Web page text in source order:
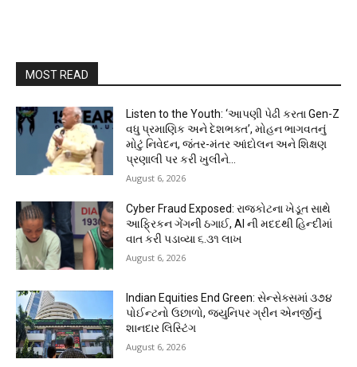
MOST READ
Listen to the Youth: ‘આપણી પેઢી કરતા Gen-Z
વધુ પ્રમાણિક અને દેશભક્ત’, મોહન ભાગવતનું
મોટું નિવેદન, જંતર-મંતર આંદોલન અને શિક્ષણ
પ્રણાલી પર કરી ખુલીને...
August 6, 2026
Cyber Fraud Exposed: રાજકોટના ખેડૂત સાથે
આફ્રિકન ગેંગની ઠગાઈ, AI ની મદદથી હિન્દીમાં
વાત કરી પડાવ્યા ₹૬.૩૧ લાખ
August 6, 2026
Indian Equities End Green: સેન્સેક્સમાં ૩૭૪
પોઈન્ટનો ઉછાળો, જ્યુનિપર ગ્રીન એનર્જીનું
શાનદાર લિસ્ટિંગ
August 6, 2026